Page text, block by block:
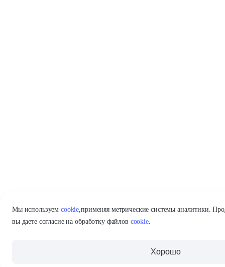
Мы используемcookie,применяя метрические системы аналитики.
вы даете согласие на обработку файлов cookie.
Хорошо